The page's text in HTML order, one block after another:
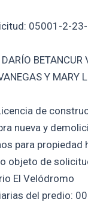
05001-2-
BETANCUR
Y MARY
de
nueva y
para propiedad
objeto de
El Velódromo
del predio: